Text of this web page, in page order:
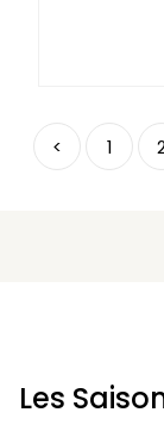
< 1
Les